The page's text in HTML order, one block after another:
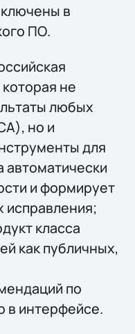
в
ПО.
не
любых
но и
для
автоматически
и формирует
исправления;
класса
как публичных,
по
в интерфейсе.